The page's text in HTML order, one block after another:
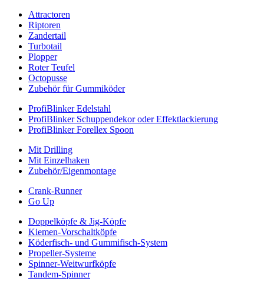
Attractoren
Riptoren
Zandertail
Turbotail
Plopper
Roter Teufel
Octopusse
Zubehör für Gummiköder
ProfiBlinker Edelstahl
ProfiBlinker Schuppendekor oder Effektlackierung
ProfiBlinker Forellex Spoon
Mit Drilling
Mit Einzelhaken
Zubehör/Eigenmontage
Crank-Runner
Go Up
Doppelköpfe & Jig-Köpfe
Kiemen-Vorschaltköpfe
Köderfisch- und Gummifisch-System
Propeller-Systeme
Spinner-Weitwurfköpfe
Tandem-Spinner